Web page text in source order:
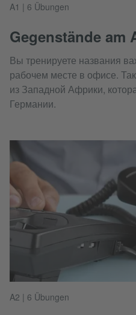
A1 | 6 Übungen
Gegenstände am
Вы тренируете названия
рабочем месте в офисе.
из Западной Африки,
Германии.
A2 | 6 Übungen